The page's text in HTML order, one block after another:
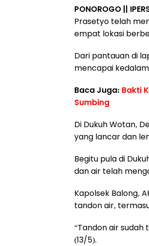
PONOROGO ||
Prasetyo telah
empat lokasi
Dari pantauan di
mencapai
Baca Juga: Bakti
Sumbing
Di Dukuh Wotan,
yang lancar dan
Begitu pula di
dan air telah
Kapolsek Balong,
tandon air,
“Tandon air sudah
(13/5).